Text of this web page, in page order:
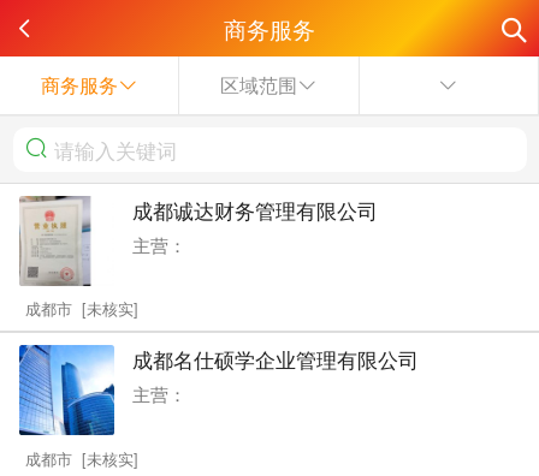
商务服务
商务服务 区域范围
成都诚达财务管理有限公司
主营：
成都市 [未核实]
成都名仕硕学企业管理有限公司
主营：
成都市 [未核实]